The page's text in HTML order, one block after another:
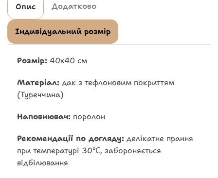
Опис Додатково
Індивідуальний розмір
Розмір: 40х40 см
Матеріал: дак з тефлоновим покриттям
(Туреччина)
Наповнювач: поролон
Рекомендації по догляду: делікатне прання
при температурі 30℃, забороняється
відбілювання